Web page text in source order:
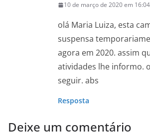
10 de março de 2020 em 16:04
olá Maria Luiza, esta
suspensa
agora em 2020. assim
atividades lhe informo.
seguir. abs
Resposta
Deixe um comentário